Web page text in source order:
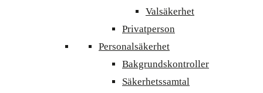
Valsäkerhet
Privatperson
Personalsäkerhet
Bakgrundskontroller
Säkerhetssamtal